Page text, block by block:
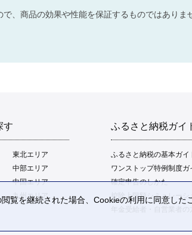
、商品の効果や性能を保証するものではありま
す
東北エリア
中部エリア
中国エリア
九州エリア
ふるさと納税ガイ
ふるさと納税の基本ガイ
ワンストップ特例制度ガ
確定申告のしかた
控除上限額シミュレーシ
年金受給者・自営業者の
を継続された場合、Cookieの利用に同意した